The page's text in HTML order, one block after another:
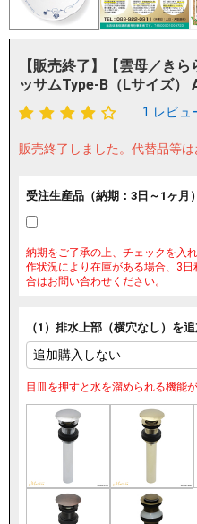
【販売終了】【雲母／き
ッサムType-B（Lサイズ）
1 レビュ
販売終了しました。 代替品等は
受注生産品（納期：3日～1ヶ月
納期をご了承の上、チェックを入
作状況により在庫がある場合、3
合はお問い合わせください。
（1）排水上部（横穴なし）を
目皿を押すと水を溜められる機能